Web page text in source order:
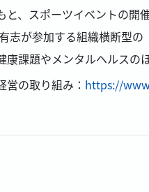
と、スポーツイベントの開
志が参加する組織横断型
課題やメンタルヘルスの
の取り組み： https://